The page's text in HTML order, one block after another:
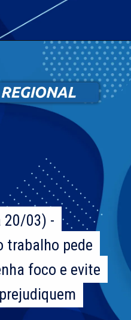
20/03) -
trabalho pede
foco e evite
20/03) -
trabalho pede
foco e evite